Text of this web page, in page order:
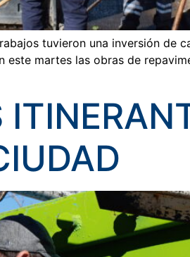
tuvieron una inversión de
martes las obras de